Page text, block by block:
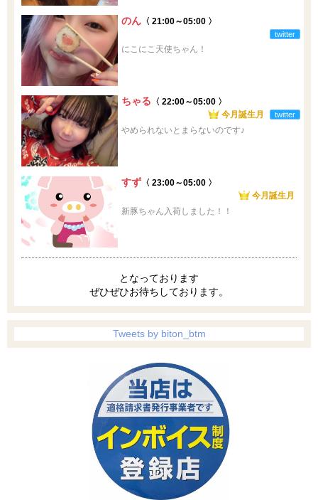
のん〈 21:00～05:00 〉
twitter
にこにこ天使ちゃん！
ちゃる 〈 22:00～05:00 〉
今月誕生月
twitter
やめられないとまらないのです♪
すず〈 23:00～05:00 〉
今月誕生月
新豚ちゃん入荷しました！！
となっております
ぜひぜひお待ちしております。
Tweets by biton_btm